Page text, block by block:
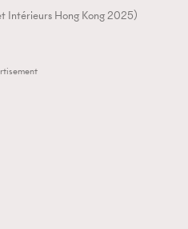
Intérieurs Hong Kong 2025）